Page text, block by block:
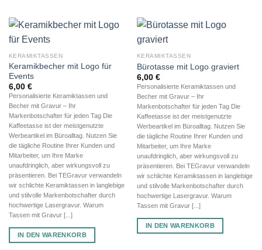
KERAMIKTASSEN
Keramikbecher mit Logo für
Events
6,00 €
Personalisierte Keramiktassen und
Becher mit Gravur – Ihr
Markenbotschafter für jeden Tag Die
Kaffeetasse ist der meistgenutzte
Werbeartikel im Büroalltag. Nutzen Sie
die tägliche Routine Ihrer Kunden und
Mitarbeiter, um Ihre Marke
unaufdringlich, aber wirkungsvoll zu
präsentieren. Bei TEGravur verwandeln
wir schlichte Keramiktassen in langlebige
und stilvolle Markenbotschafter durch
hochwertige Lasergravur. Warum
Tassen mit Gravur [...]
IN DEN WARENKORB
KERAMIKTASSEN
Bürotasse mit Logo graviert
6,00 €
Personalisierte Keramiktassen und
Becher mit Gravur – Ihr
Markenbotschafter für jeden Tag Die
Kaffeetasse ist der meistgenutzte
Werbeartikel im Büroalltag. Nutzen Sie
die tägliche Routine Ihrer Kunden und
Mitarbeiter, um Ihre Marke
unaufdringlich, aber wirkungsvoll zu
präsentieren. Bei TEGravur verwandeln
wir schlichte Keramiktassen in langlebige
und stilvolle Markenbotschafter durch
hochwertige Lasergravur. Warum
Tassen mit Gravur [...]
IN DEN WARENKORB